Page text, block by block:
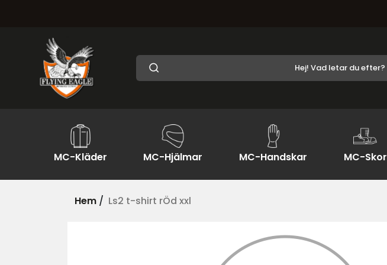
MC-Kläder MC-Hjälmar MC-Handskar MC-Skor
Hem / Ls2 t-shirt rÖd xxl